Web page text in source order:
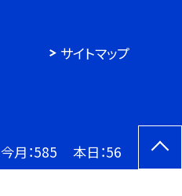
サイトマップ
今月：585 本日：56